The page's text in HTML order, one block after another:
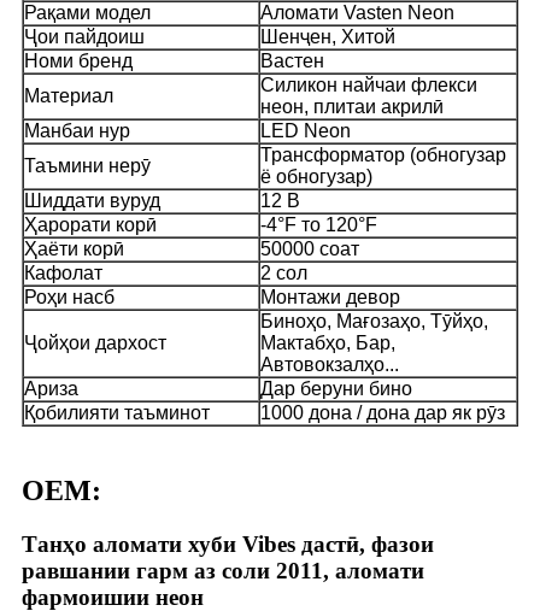
Рақами модел
Аломати Vasten Neon
Ҷои пайдоиш
Шенҷен, Хитой
Номи бренд
Вастен
Материал
Силикон найчаи флекси
неон, плитаи акрилӣ
Манбаи нур
LED Neon
Таъмини нерӯ
Трансформатор (обногузар
ё обногузар)
Шиддати вуруд
12 В
Ҳарорати корӣ
-4°F то 120°F
Ҳаёти корӣ
50000 соат
Кафолат
2 сол
Роҳи насб
Монтажи девор
Ҷойҳои дархост
Биноҳо, Мағозаҳо, Тӯйҳо,
Мактабҳо, Бар,
Автовокзалҳо...
Ариза
Дар беруни бино
Қобилияти таъминот
1000 дона / дона дар як рӯз
OEM:
Танҳо аломати хуби Vibes дастӣ, фазои
равшании гарм аз соли 2011, аломати
фармоишии неон